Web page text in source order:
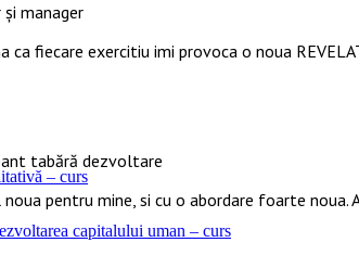
– curs
capitalului uman – curs
manager
ca fiecare exercitiu imi provoca o noua
tabără dezvoltare
pentru mine, si cu o abordare foarte